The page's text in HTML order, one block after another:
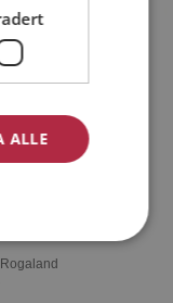
på
fotoalbum med
sidene.
ALLE